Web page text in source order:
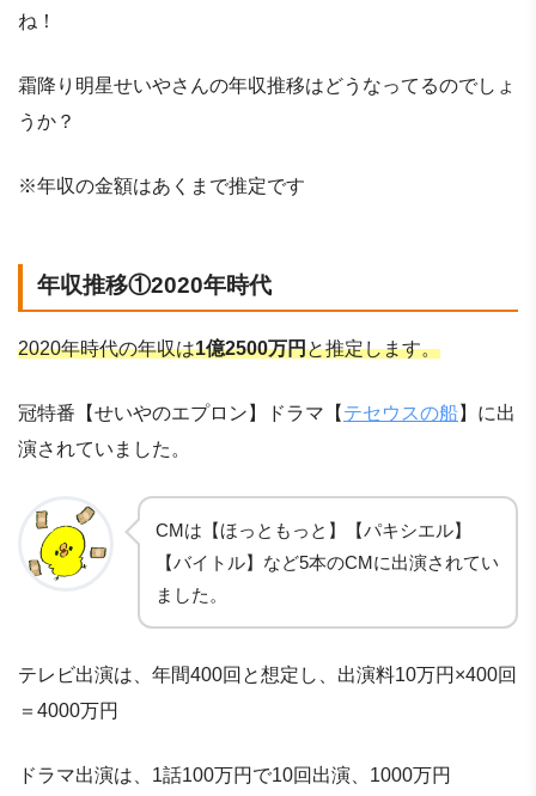
ね！
霜降り明星せいやさんの年収推移はどうなってるのでしょ
うか？
※年収の金額はあくまで推定です
年収推移①2020年時代
2020年時代の年収は1億2500万円と推定します。
冠特番【せいやのエプロン】ドラマ【 テセウスの船】に出
演されていました。
CMは【ほっともっと】【パキシエル】
【バイトル】など5本のCMに出演されてい
ました。
テレビ出演は、年間400回と想定し、出演料10万円×400回
＝4000万円
ドラマ出演は、1話100万円で10回出演、1000万円